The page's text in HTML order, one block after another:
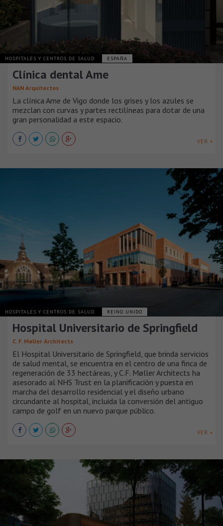
HOSPITALES Y CENTROS DE SALUD ESPAÑA
Clínica dental Ame
NAN Arquitectos
La clínica Ame de Vigo donde los grises y los azules se
mezclan con curvas y partes rectilíneas para dotar de una
gran personalidad a este espacio.
VER +
HOSPITALES Y CENTROS DE SALUD REINO UNIDO
Hospital Universitario de Springfield
C. F. Møller Architects
El Hospital Universitario de Springfield, que brinda servicios
de salud mental, se encuentra en el centro de una finca de
regeneración de 33 hectáreas, y C.F. Møller Architects ha
asesorado al NHS Trust en la planificación y puesta en
marcha del desarrollo residencial y el diseño urbano
circundante al hospital, incluida la conversión del antiguo
campo de golf en un nuevo parque público.
VER +